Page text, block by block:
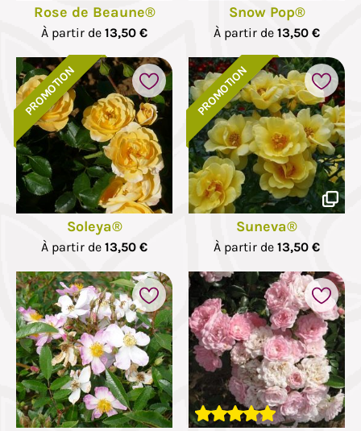
Rose de Beaune®
À partir de 13,50 €
Snow Pop®
À partir de 13,50 €
Soleya®
À partir de 13,50 €
PROMOTION
Suneva®
À partir de 13,50 €
PROMOTION